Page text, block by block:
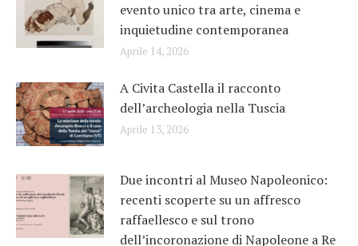
evento unico tra arte, cinema e
inquietudine contemporanea
Aprile 14, 2026
A Civita Castella il racconto
dell’archeologia nella Tuscia
Aprile 13, 2026
Due incontri al Museo Napoleonico:
recenti scoperte su un affresco
raffaellesco e sul trono
dell’incoronazione di Napoleone a Re